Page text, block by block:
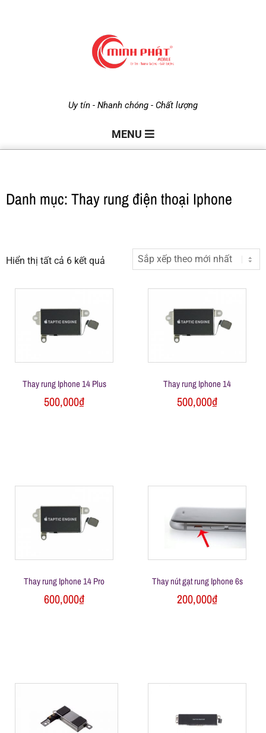
i
n
P
h
t
M
e
ử
Uy tín - Nhanh chóng - Chất lượng
MENU
Danh mục: Thay rung điện thoại Iphone
Hiển thị tất cả 6 kết quả
Thay rung Iphone 14 Plus
500,000₫
Thay rung Iphone 14
500,000₫
Thay rung Iphone 14 Pro
600,000₫
Thay nút gạt rung Iphone 6s
200,000₫